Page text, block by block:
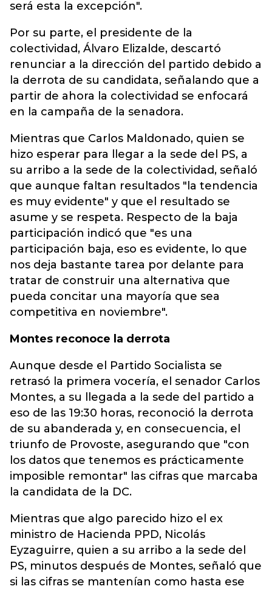
será esta la excepción".
Por su parte, el presidente de la
colectividad, Álvaro Elizalde, descartó
renunciar a la dirección del partido debido a
la derrota de su candidata, señalando que a
partir de ahora la colectividad se enfocará
en la campaña de la senadora.
Mientras que Carlos Maldonado, quien se
hizo esperar para llegar a la sede del PS, a
su arribo a la sede de la colectividad, señaló
que aunque faltan resultados "la tendencia
es muy evidente" y que el resultado se
asume y se respeta. Respecto de la baja
participación indicó que "es una
participación baja, eso es evidente, lo que
nos deja bastante tarea por delante para
tratar de construir una alternativa que
pueda concitar una mayoría que sea
competitiva en noviembre".
Montes reconoce la derrota
Aunque desde el Partido Socialista se
retrasó la primera vocería, el senador Carlos
Montes, a su llegada a la sede del partido a
eso de las 19:30 horas, reconoció la derrota
de su abanderada y, en consecuencia, el
triunfo de Provoste, asegurando que "con
los datos que tenemos es prácticamente
imposible remontar" las cifras que marcaba
la candidata de la DC.
Mientras que algo parecido hizo el ex
ministro de Hacienda PPD, Nicolás
Eyzaguirre, quien a su arribo a la sede del
PS, minutos después de Montes, señaló que
si las cifras se mantenían como hasta ese